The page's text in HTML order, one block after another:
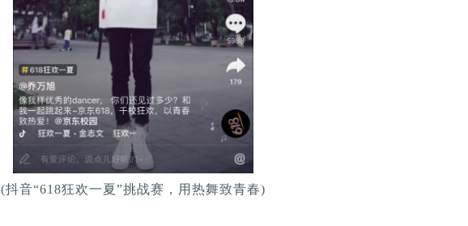
(抖音“618狂欢一夏”挑战赛，用热舞致青春)